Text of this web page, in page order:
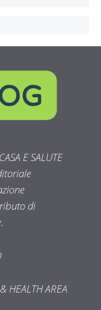
E SALUTE
di
HEALTH AREA